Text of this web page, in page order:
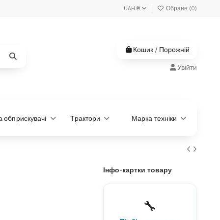
UAH ₴ Обране (0)
Кошик / Порожній
Увійти
обприскувачі Трактори Марка техніки
Інфо-картки товару
🔧
потрібна?
Підберемо за моделлю або